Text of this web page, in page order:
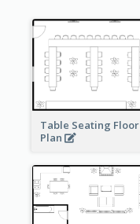
Table Seating Floor
Plan